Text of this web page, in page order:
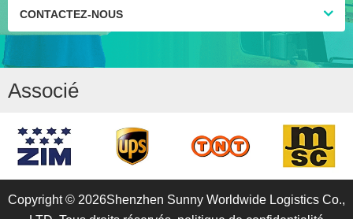
CONTACTEZ-NOUS
Associé
Copyright © 2026Shenzhen Sunny Worldwide Logistics Co.,